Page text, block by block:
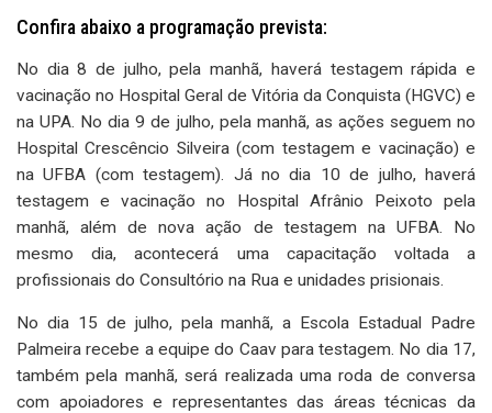
Confira abaixo a programação prevista:
No dia 8 de julho, pela manhã, haverá testagem rápida e
vacinação no Hospital Geral de Vitória da Conquista (HGVC) e
na UPA. No dia 9 de julho, pela manhã, as ações seguem no
Hospital Crescêncio Silveira (com testagem e vacinação) e
na UFBA (com testagem). Já no dia 10 de julho, haverá
testagem e vacinação no Hospital Afrânio Peixoto pela
manhã, além de nova ação de testagem na UFBA. No
mesmo dia, acontecerá uma capacitação voltada a
profissionais do Consultório na Rua e unidades prisionais.
No dia 15 de julho, pela manhã, a Escola Estadual Padre
Palmeira recebe a equipe do Caav para testagem. No dia 17,
também pela manhã, será realizada uma roda de conversa
com apoiadores e representantes das áreas técnicas da